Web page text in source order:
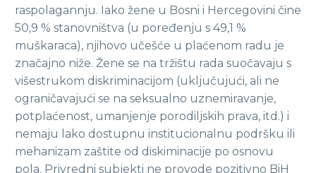
raspolagannju. Iako žene u Bosni i Hercegovini čine
50,9 % stanovništva (u poređenju s 49,1 %
muškaraca), njihovo učešće u plaćenom radu je
značajno niže. Žene se na tržištu rada suočavaju s
višestrukom diskriminacijom (uključujući, ali ne
ograničavajući se na seksualno uznemiravanje,
potplaćenost, umanjenje porodiljskih prava, itd.) i
nemaju lako dostupnu institucionalnu podršku ili
mehanizam zaštite od diskiminacije po osnovu
pola. Privredni subjekti ne provode pozitivno BiH